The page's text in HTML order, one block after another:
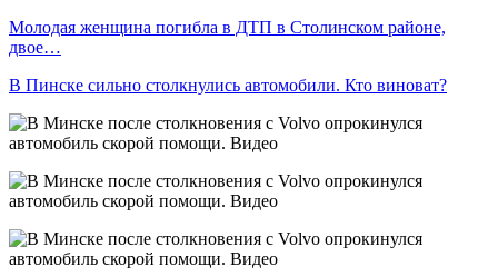
Молодая женщина погибла в ДТП в Столинском районе,
двое…
В Пинске сильно столкнулись автомобили. Кто виноват?